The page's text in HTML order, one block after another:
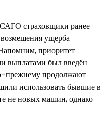
страховщики ранее
ущерба
приоритет
выплатами был введён
прежнему продолжают
использовать бывшие в
не новых машин, однако